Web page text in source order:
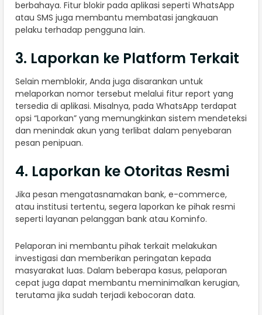
berbahaya. Fitur blokir pada aplikasi seperti WhatsApp
atau SMS juga membantu membatasi jangkauan
pelaku terhadap pengguna lain.
3. Laporkan ke Platform Terkait
Selain memblokir, Anda juga disarankan untuk
melaporkan nomor tersebut melalui fitur report yang
tersedia di aplikasi. Misalnya, pada WhatsApp terdapat
opsi “Laporkan” yang memungkinkan sistem mendeteksi
dan menindak akun yang terlibat dalam penyebaran
pesan penipuan.
4. Laporkan ke Otoritas Resmi
Jika pesan mengatasnamakan bank, e-commerce,
atau institusi tertentu, segera laporkan ke pihak resmi
seperti layanan pelanggan bank atau Kominfo.
Pelaporan ini membantu pihak terkait melakukan
investigasi dan memberikan peringatan kepada
masyarakat luas. Dalam beberapa kasus, pelaporan
cepat juga dapat membantu meminimalkan kerugian,
terutama jika sudah terjadi kebocoran data.